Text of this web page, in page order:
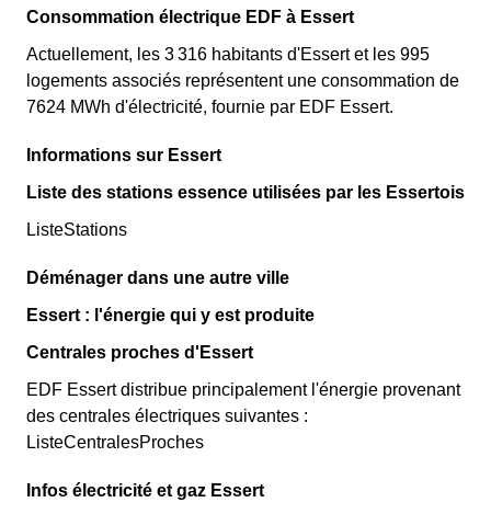
Consommation électrique EDF à Essert
Actuellement, les 3 316 habitants d'Essert et les 995
logements associés représentent une consommation de
7624 MWh d'électricité, fournie par EDF Essert.
Informations sur Essert
Liste des stations essence utilisées par les Essertois
ListeStations
Déménager dans une autre ville
Essert : l'énergie qui y est produite
Centrales proches d'Essert
EDF Essert distribue principalement l'énergie provenant
des centrales électriques suivantes :
ListeCentralesProches
Infos électricité et gaz Essert